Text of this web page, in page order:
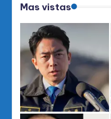
Mas vistas